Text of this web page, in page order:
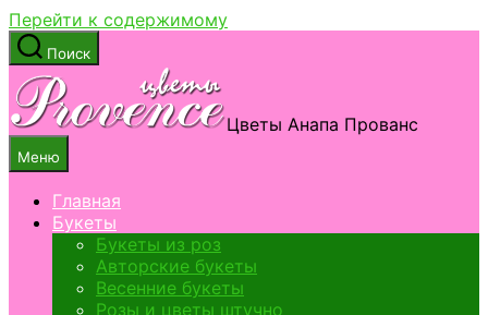
Перейти к содержимому
Поиск
Цветы Анапа Прованс
Меню
Главная
Букеты
Букеты из роз
Авторские букеты
Весенние букеты
Розы и цветы штучно